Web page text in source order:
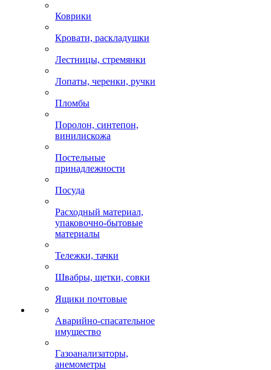
Коврики
Кровати, раскладушки
Лестницы, стремянки
Лопаты, черенки, ручки
Пломбы
Поролон, синтепон,
винилискожа
Постельные
принадлежности
Посуда
Расходный материал,
упаковочно-бытовые
материалы
Тележки, тачки
Швабры, щетки, совки
Ящики почтовые
Аварийно-спасательное
имущество
Газоанализаторы,
анемометры